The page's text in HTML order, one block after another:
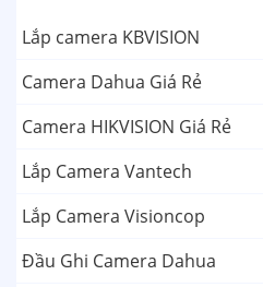
Lắp camera KBVISION
Camera Dahua Giá Rẻ
Camera HIKVISION Giá Rẻ
Lắp Camera Vantech
Lắp Camera Visioncop
Đầu Ghi Camera Dahua